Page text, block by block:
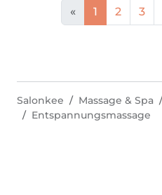
« 1 2 3
Salonkee Massage & Spa
Entspannungsmassage